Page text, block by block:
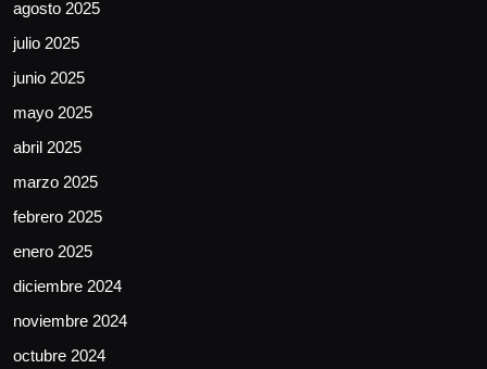
agosto 2025
julio 2025
junio 2025
mayo 2025
abril 2025
marzo 2025
febrero 2025
enero 2025
diciembre 2024
noviembre 2024
octubre 2024